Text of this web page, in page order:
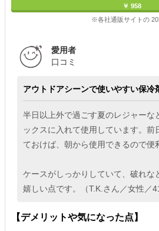
￥ 958
※各社通販サイトの
愛用者
口コミ
アウトドアシーンで使いやすい保冷
半日以上外で過ごす夏のレジャーな
ックスに入れて使用しています。前
ておけば、朝から使用できるので便
ケースがしっかりしていて、破れな
嬉しい点です。（T.K.さん／女性／
【デメリットや気になった点】